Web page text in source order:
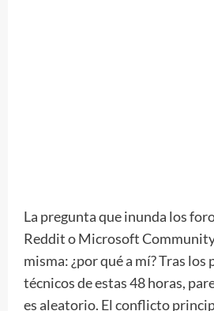
La pregunta que inunda los
Reddit o Microsoft
misma: ¿por qué a mí? Tras
técnicos de estas 48 horas,
es aleatorio. El conflicto